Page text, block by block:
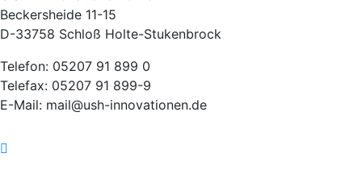
Beckersheide 11-15
D-33758 Schloß Holte-Stukenbrock
Telefon: 05207 91 899 0
Telefax: 05207 91 899-9
E-Mail: mail@ush-innovationen.de